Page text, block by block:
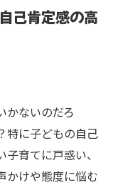
己肯定感の高
かないのだろ
特に子どもの自己
育てに戸惑い、
かけや態度に悩む